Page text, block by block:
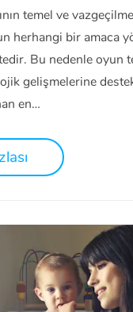
temel ve
herhangi bir amaca
Bu nedenle oyun
gelişmelerine
en…